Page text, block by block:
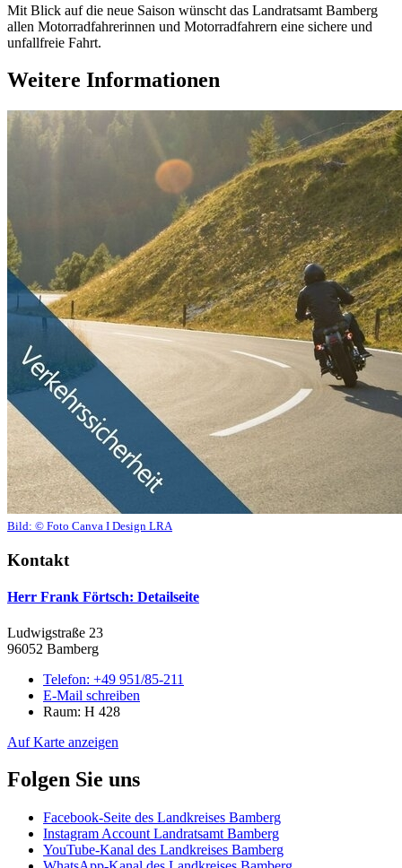
Mit Blick auf die neue Saison wünscht das Landratsamt Bamberg
allen Motorradfahrerinnen und Motorradfahrern eine sichere und
unfallfreie Fahrt.
Weitere Informationen
Bild: © Foto Canva I Design LRA
Kontakt
Herr Frank Förtsch: Detailseite
Ludwigstraße 23
96052 Bamberg
Telefon: +49 951/85-211
E-Mail schreiben
Raum: H 428
Auf Karte anzeigen
Folgen Sie uns
Facebook-Seite des Landkreises Bamberg
Instagram Account Landratsamt Bamberg
YouTube-Kanal des Landkreises Bamberg